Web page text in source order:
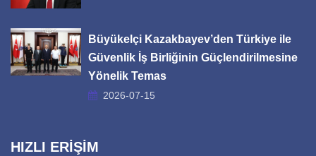
Büyükelçi Kazakbayev’den Türkiye ile
Güvenlik İş Birliğinin Güçlendirilmesine
Yönelik Temas
2026-07-15
HIZLI ERİŞİM